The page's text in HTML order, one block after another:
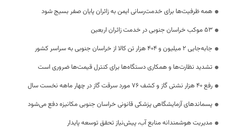
همه ظرفیت‌ها برای خدمت‌رسانی ایمن به زائران پایان صفر بسیج شود
53 موکب خراسان جنوبی در خدمت زائران اربعین
جابه‌جایی 2 میلیون و 404 هزار تن کالا از خراسان جنوبی به سراسر کشور
تشدید نظارت‌ها و همکاری دستگاه‌ها برای کنترل قیمت‌ها ضروری است
رفع 40 هزار نشتی گاز و کشف 76 مورد سرقت گاز در چهار ماهه نخست سال
پسماندهای آزمایشگاهی پزشکی قانونی خراسان جنوبی مکانیزه دفع می‌شود
مدیریت هوشمندانه منابع آب، پیش‌نیاز تحقق توسعه پایدار